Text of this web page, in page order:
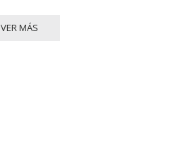
VER MÁS